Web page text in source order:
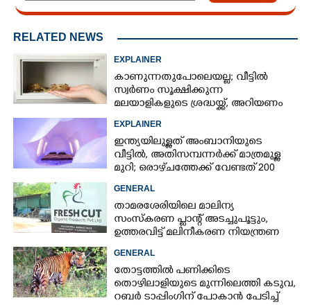
RELATED NEWS
EXPLAINER
കാണുന്നതുപോലെയല്ല; വീട്ടിൽ
സ്വർണം സൂക്ഷിക്കുന്ന
മലയാളികളുടെ ശ്രദ്ധയ്ക്ക്, അറിയണം
EXPLAINER
ഇന്ത്യയിലുള്ളത് അംബാനിയുടെ
വീട്ടിൽ, അതിസമ്പന്നർക്ക് മാത്രമുള്ള
മുറി; ഒരാഴ്‌ചത്തേക്ക് വേണ്ടത് 200
GENERAL
താമരശേരിയിലെ മാലിന്യ
സംസ്കരണ പ്ലാന്റ് അടച്ചുപൂട്ടും,
ഉത്തരവിട്ട് മലിനീകരണ നിയന്ത്രണ
GENERAL
തോട്ടത്തിൽ പണിക്കിടെ
തൊഴിലാളിയുടെ മുന്നിലെത്തി കടുവ,
റബർ ടാപ്പിംഗിന് പോകാൻ പേടിച്ച്